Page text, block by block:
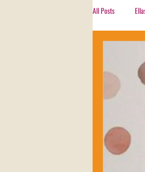
All Posts
Invitada a